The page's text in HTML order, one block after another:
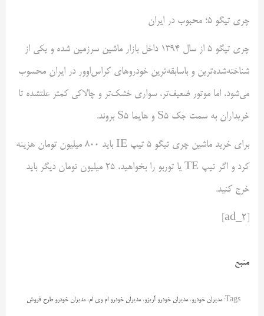
چری تیگو ۵؛ محبوب در ایران
چری تیگو ۵ از سال ۱۳۹۴ داخل بازار ماشین سرزمین شده و یکی از
شناخته‌شده‌ترین و باسابقه‌ترین خودروهای کراس‌اوور در ایران محسوب
می‌شود، اما موتور ضعیف‌تر، سواری خشک‌تر و چالاکی کمتر علتشده تا
خریداران به سمت جک S5 و هایما S5 بروند.
برای خرید ماشین چری تیگو ۵ تیپ IE باید ۸۰۰ میلیون تومان هزینه
کرد و اگر تیپ TE یا توربو را بخواهید، ۲۵ میلیون تومان دیگر باید
خرج کنید.
منبع
Tags: مدیران خودرو،مدیران خودرو آریزو،مدیران خودرو ام وی ام،مدیران خودرو طرح فروش